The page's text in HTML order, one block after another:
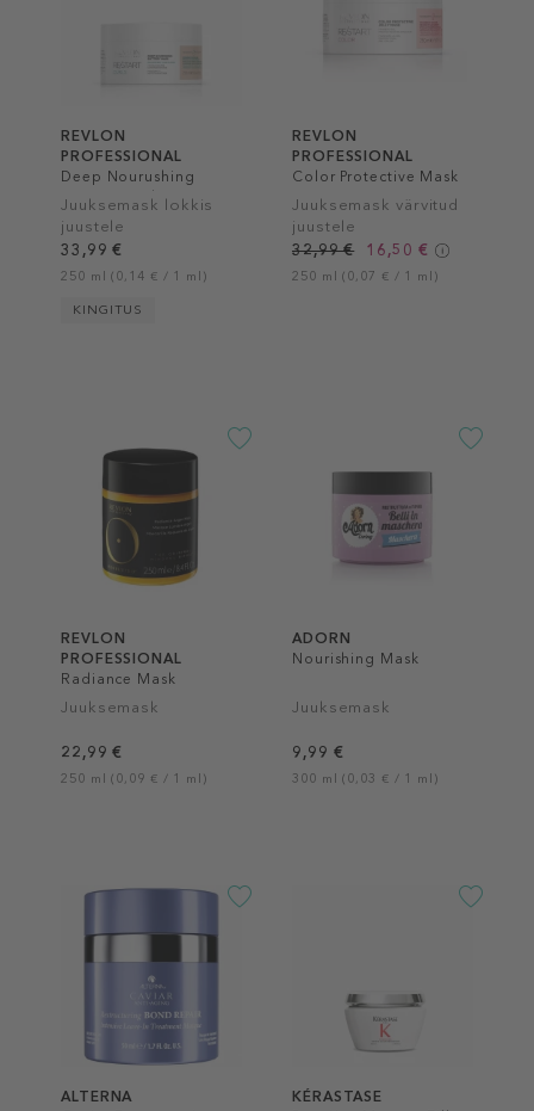
REVLON
PROFESSIONAL
Deep Nourushing
Buttery Mask
Juuksemask lokkis
juustele
33,99 €
250 ml (0,14 € / 1 ml)
KINGITUS
REVLON
PROFESSIONAL
Color Protective Mask
Juuksemask värvitud
juustele
32,99 €
16,50 €
250 ml (0,07 € / 1 ml)
REVLON
PROFESSIONAL
Radiance Mask
Juuksemask
22,99 €
250 ml (0,09 € / 1 ml)
ADORN
Nourishing Mask
Juuksemask
9,99 €
300 ml (0,03 € / 1 ml)
ALTERNA
KÉRASTASE